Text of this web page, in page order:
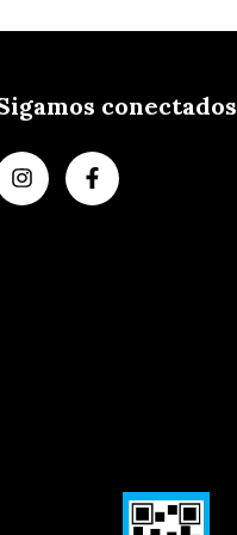
conectados